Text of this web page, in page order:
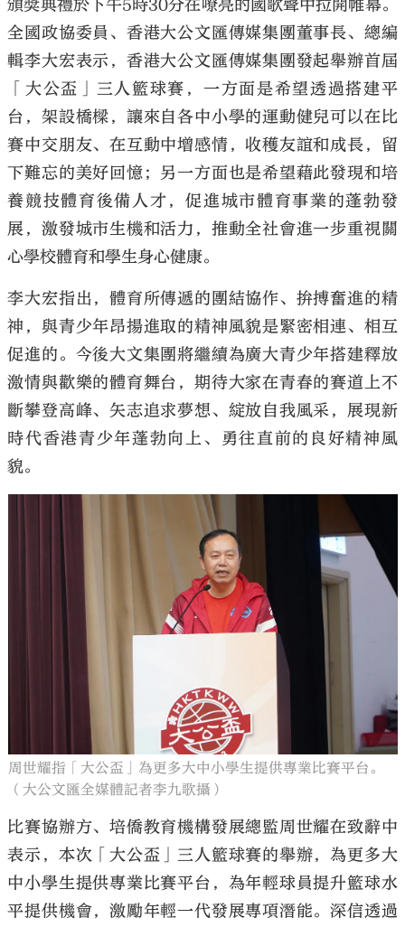
頒獎典禮於下午5時30分在嘹亮的國歌聲中拉開帷幕。
全國政協委員、香港大公文匯傳媒集團董事長、總編
輯李大宏表示，香港大公文匯傳媒集團發起舉辦首屆
「大公盃」三人籃球賽，一方面是希望透過搭建平
台，架設橋樑，讓來自各中小學的運動健兒可以在比
賽中交朋友、在互動中增感情，收穫友誼和成長，留
下難忘的美好回憶；另一方面也是希望藉此發現和培
養競技體育後備人才，促進城市體育事業的蓬勃發
展，激發城市生機和活力，推動全社會進一步重視關
心學校體育和學生身心健康。
李大宏指出，體育所傳遞的團結協作、拚搏奮進的精
神，與青少年昂揚進取的精神風貌是緊密相連、相互
促進的。今後大文集團將繼續為廣大青少年搭建釋放
激情與歡樂的體育舞台，期待大家在青春的賽道上不
斷攀登高峰、矢志追求夢想、綻放自我風采，展現新
時代香港青少年蓬勃向上、勇往直前的良好精神風
貌。
周世耀指「大公盃」為更多大中小學生提供專業比賽平台。
（大公文匯全媒體記者李九歌攝）
比賽協辦方、培僑教育機構發展總監周世耀在致辭中
表示，本次「大公盃」三人籃球賽的舉辦，為更多大
中小學生提供專業比賽平台，為年輕球員提升籃球水
平提供機會，激勵年輕一代發展專項潛能。深信透過